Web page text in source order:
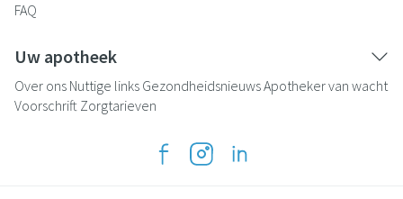
FAQ
Uw apotheek
Over ons Nuttige links GezondheidsnieuwsApotheker van wacht
Voorschrift Zorgtarieven